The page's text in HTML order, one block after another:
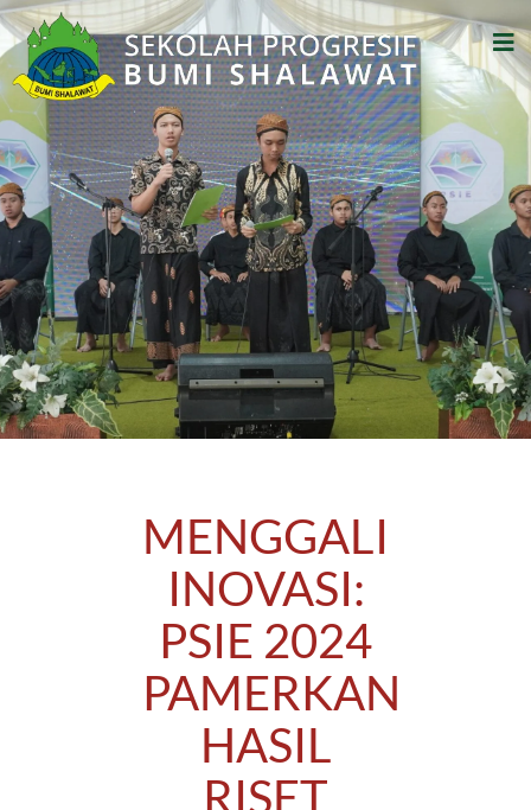
MENGGALI
INOVASI:
PSIE 2024
PAMERKAN
HASIL
RISET